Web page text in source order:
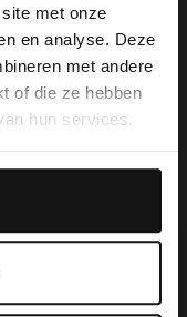
met onze
en analyse. Deze
met andere
of die ze hebben
hun services.
Ohrringe mit Perlen
Would